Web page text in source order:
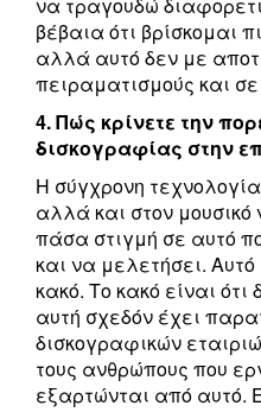
να τραγουδώ
βέβαια ότι βρίσκομαι
αλλά αυτό δεν με
πειραματισμούς και
4. Πώς κρίνετε την
δισκογραφίας στην
Η σύγχρονη
αλλά και στον
πάσα στιγμή σε αυτό
και να μελετήσει.
κακό. Το κακό είναι
αυτή σχεδόν έχει
δισκογραφικών
τους ανθρώπους που
εξαρτώνται από αυτό.